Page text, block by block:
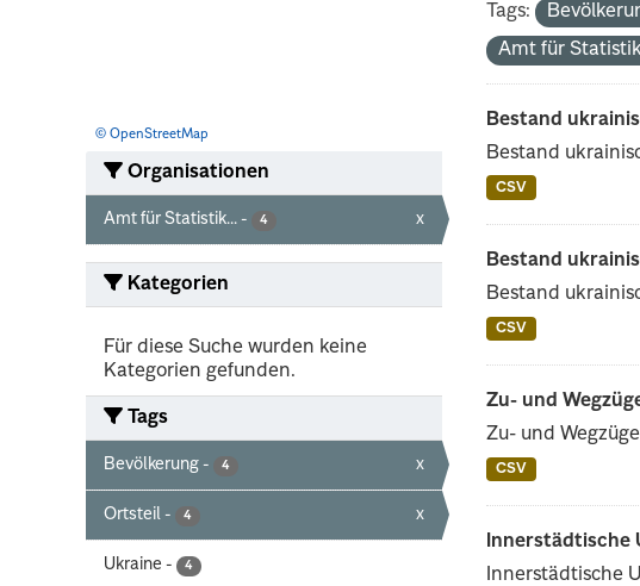
© OpenStreetMap
Organisationen
Amt für Statistik... - 4 x
Kategorien
Für diese Suche wurden keine
Kategorien gefunden.
Tags
Bevölkerung - 4 x
Ortsteil - 4 x
Ukraine - 4
Tags:
Amt für
Bestand
Bestand
CSV
Bestand
Bestand
CSV
Zu- und
Zu- und
CSV
Innerstädtische
Innerstädtische